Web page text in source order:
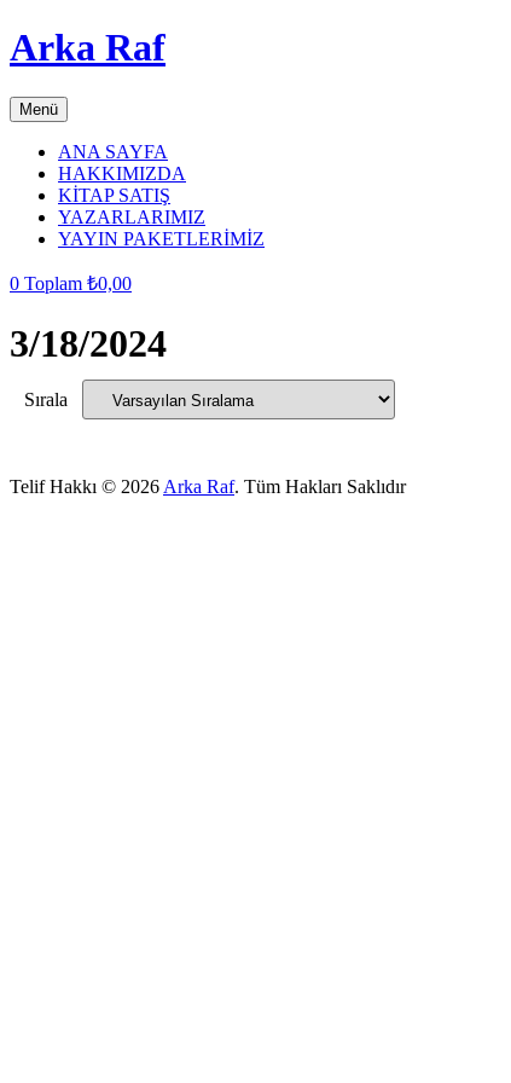
Arka Raf
Menü
ANA SAYFA
HAKKIMIZDA
KİTAP SATIŞ
YAZARLARIMIZ
YAYIN PAKETLERİMİZ
0 Toplam ₺0,00
3/18/2024
Sırala
Telif Hakkı © 2026 Arka Raf. Tüm Hakları Saklıdır